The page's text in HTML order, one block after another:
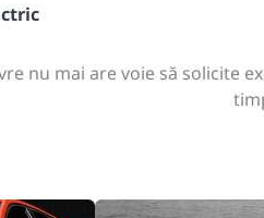
nu mai are voie să solicite